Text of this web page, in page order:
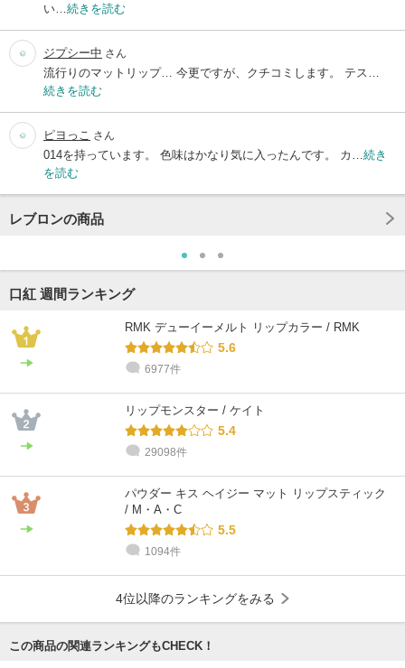
い… 続きを読む
ジプシー中 さん
流行りのマットリップ… 今更ですが、クチコミします。 テス…
続きを読む
ピヨっこ さん
014を持っています。 色味はかなり気に入ったんです。 カ… 続き
を読む
レブロンの商品
口紅 週間ランキング
RMK デューイーメルト リップカラー / RMK
5.6
6977件
リップモンスター / ケイト
5.4
29098件
パウダー キス ヘイジー マット リップスティック
/ M・A・C
5.5
1094件
4位以降のランキングをみる
この商品の関連ランキングもCHECK！